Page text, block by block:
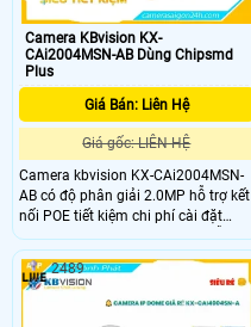
Camera KBvision KX-
CAi2004MSN-AB Dùng Chipsmd
Plus
Giá Bán: Liên Hệ
Giá gốc: LIÊN HỆ
Camera kbvision KX-CAi2004MSN-
AB có độ phân giải 2.0MP hỗ trợ kết
nối POE tiết kiệm chi phí cài đặt
Chất lượng hình ảnh sắc nét, dễ
dàng quan sát ngày đêm. Thiết bị lý
tưởng cho hệ thống an ninh gia đình
hoặc doanh nghiệp
2489